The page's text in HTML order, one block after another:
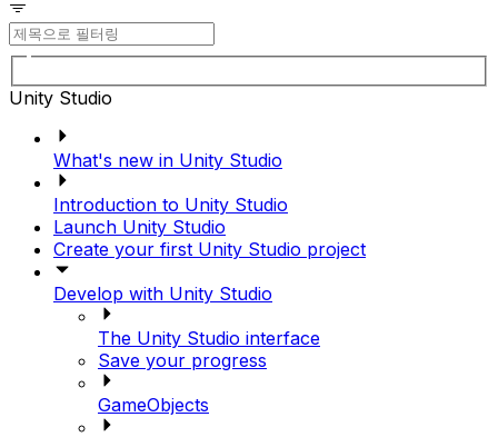
Unity Studio
What's new in Unity Studio
Introduction to Unity Studio
Launch Unity Studio
Create your first Unity Studio project
Develop with Unity Studio
The Unity Studio interface
Save your progress
GameObjects